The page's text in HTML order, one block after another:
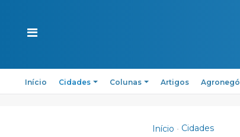
Início Cidades Colunas Artigos
Início Cidades